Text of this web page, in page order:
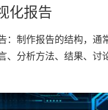
化报告
：制作报告的结构，通
、分析方法、结果、讨